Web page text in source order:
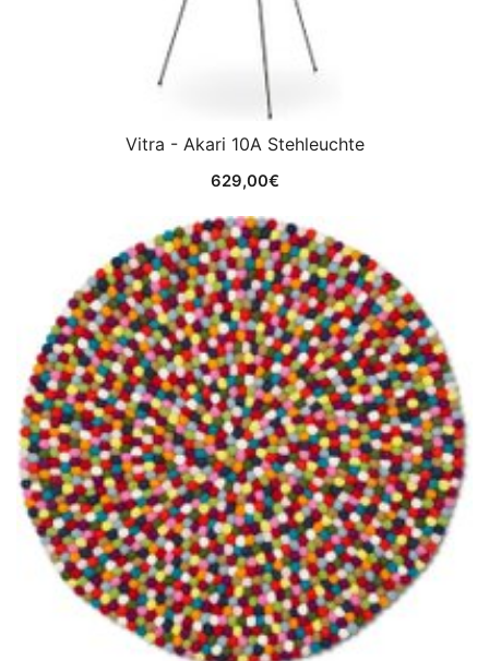
Vitra - Akari 10A Stehleuchte
629,00€